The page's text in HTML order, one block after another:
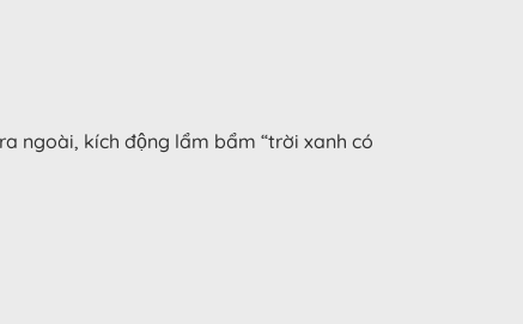
ngoài, kích động lẩm bẩm “trời xanh có